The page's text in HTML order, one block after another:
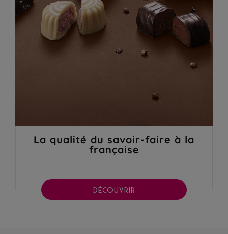
La qualité du savoir-faire à la
française
DÉCOUVRIR